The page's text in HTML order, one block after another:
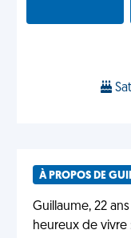
À PROPOS DE
Guillaume, 22
heureux de vivre